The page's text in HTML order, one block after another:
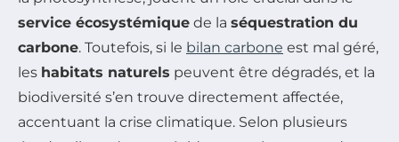
service écosystémique de la séquestration du
carbone. Toutefois, si le bilan carbone est mal géré,
les habitats naturels peuvent être dégradés, et la
biodiversité s’en trouve directement affectée,
accentuant la crise climatique. Selon plusieurs